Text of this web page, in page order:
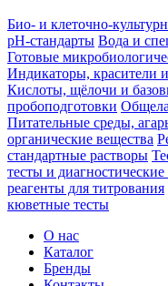
Био- и клеточно-
pH-стандарты Вода и
Готовые
Индикаторы, красители
Кислоты, щёлочи и
пробоподготовки
Питательные среды,
органические вещества
стандартные растворы
тесты и
реагенты для титрования
кюветные тесты
О нас
Каталог
Бренды